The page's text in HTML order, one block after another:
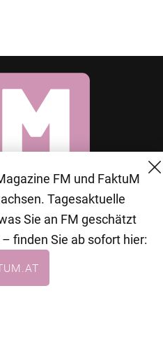
GmbH
FM und FaktuM
Tagesaktuelle
Sie an FM geschätzt
finden Sie ab sofort hier: